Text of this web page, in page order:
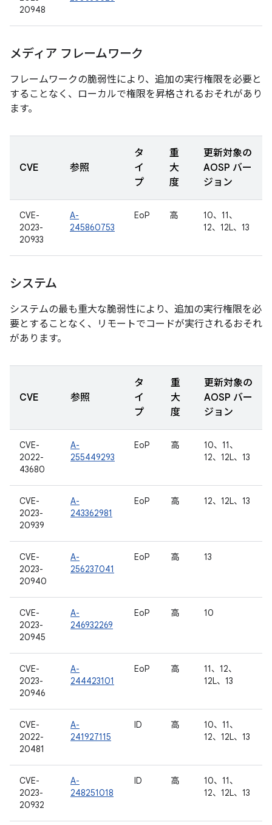
20948
メディア フレームワーク
フレームワークの脆弱性により、追加の実行権限を必要と
することなく、ローカルで権限を昇格されるおそれがあり
ます。
CVE 参照
タ
イ
プ
重
大
度
更新対象の
AOSP バー
ジョン
CVE-
2023-
20933
A-
245860753
EoP 高
10、11、
12、12L、13
システム
システムの最も重大な脆弱性により、追加の実行権限を必
要とすることなく、リモートでコードが実行されるおそれ
があります。
CVE 参照
タ
イ
プ
重
大
度
更新対象の
AOSP バー
ジョン
CVE-
2022-
43680
A-
255449293
EoP 高
10、11、
12、12L、13
CVE-
2023-
20939
A-
243362981
EoP 高 12、12L、13
CVE-
2023-
20940
A-
256237041
EoP 高 13
CVE-
2023-
20945
A-
246932269
EoP 高 10
CVE-
2023-
20946
A-
244423101
EoP 高
11、12、
12L、13
CVE-
2022-
20481
A-
241927115
ID 高
10、11、
12、12L、13
CVE-
2023-
20932
A-
248251018
ID 高
10、11、
12、12L、13